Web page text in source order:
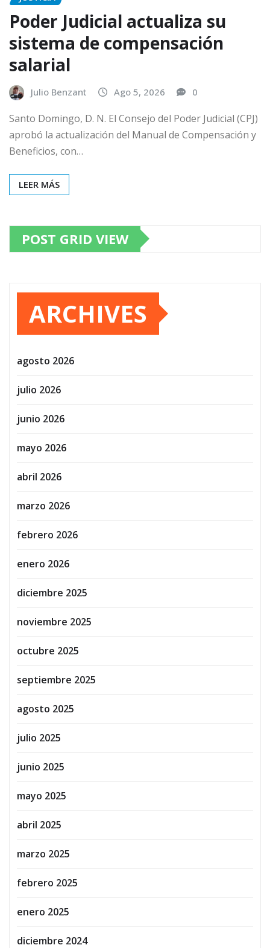
Poder Judicial actualiza su
sistema de compensación
salarial
Julio Benzant Ago 5, 2026 0
Santo Domingo, D. N. El Consejo del Poder Judicial (CPJ)
aprobó la actualización del Manual de Compensación y
Beneficios, con…
LEER MÁS
POST GRID VIEW
ARCHIVES
agosto 2026
julio 2026
junio 2026
mayo 2026
abril 2026
marzo 2026
febrero 2026
enero 2026
diciembre 2025
noviembre 2025
octubre 2025
septiembre 2025
agosto 2025
julio 2025
junio 2025
mayo 2025
abril 2025
marzo 2025
febrero 2025
enero 2025
diciembre 2024